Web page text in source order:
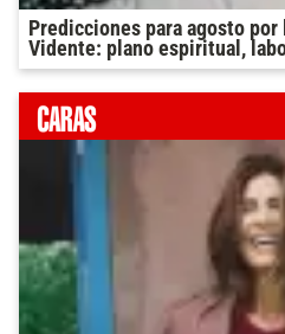
Predicciones para agosto
Vidente: plano espiritual,